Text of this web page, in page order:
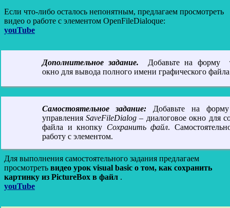
Если что-либо осталось непонятным, предлагаем просмотреть
видео о работе с элементом OpenFileDialoque:
youTube
Дополнительное задание. Добавьте на форму
окно для вывода полного имени графического
Самостоятельное задание: Добавьте на форму
управления SaveFileDialog – диалоговое окно для
файла и кнопку Сохранить файл.
работу с элементом.
Для выполнения самостоятельного задания предлагаем
просмотреть видео урок visual basic о том, как сохранить
картинку из PictureBox в файл .
youTube